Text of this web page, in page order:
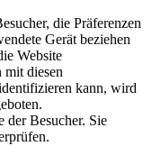
die Präferenzen
Gerät beziehen
Website
mit diesen
kann, wird
der Besucher. Sie